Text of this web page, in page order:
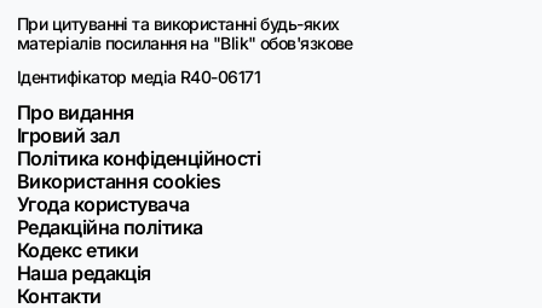
При цитуванні та використанні будь-яких
матеріалів посилання на "Blik" обов'язкове
Ідентифікатор медіа R40-06171
Про видання
Ігровий зал
Політика конфіденційності
Використання cookies
Угода користувача
Редакційна політика
Кодекс етики
Наша редакція
Контакти